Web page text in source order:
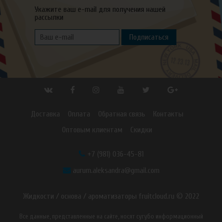
Укажите ваш e-mail для получения нашей
рассылки
Подписаться
Доставка Оплата Обратная связь
Контакты
Оптовым клиентам
Скидки
+7 (981) 036-45-81
aurum.aleksandra@gmail.com
Жидкости / основа / ароматизаторы fruitcloud.ru © 2022
Все данные, представленные на сайте, носят сугубо информационный